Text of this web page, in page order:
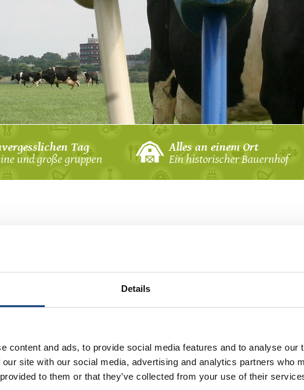
Details
content and ads, to provide social media features and to analyse our
site with our social media, advertising and analytics partners who
to them or that they’ve collected from your use of their
Wanderung
Tag
und große gruppen
Alles an einem Ort
Ein historischer Bauernhof
?
Kontaktdaten:
Name *
E -Mail *